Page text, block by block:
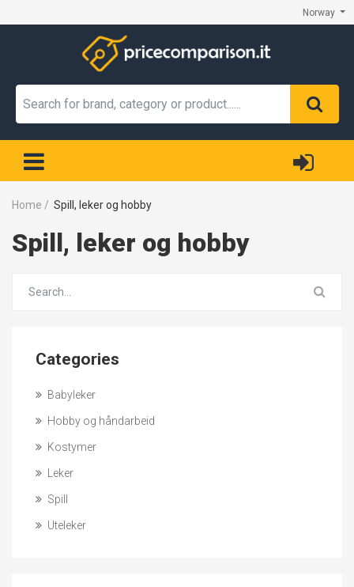
Norway
Home / Spill, leker og hobby
Spill, leker og hobby
Categories
Babyleker
Hobby og håndarbeid
Kostymer
Leker
Spill
Uteleker